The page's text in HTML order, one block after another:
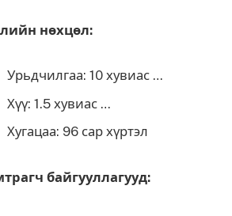
нөхцөл:
Урьдчилгаа: 10 хувиас …
Хүү: 1.5 хувиас …
Хугацаа: 96 сар хүртэл
байгууллагууд: